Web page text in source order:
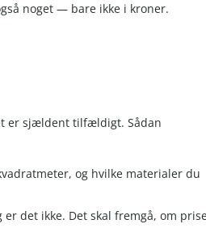
noget — bare ikke i kroner.
er sjældent tilfældigt. Sådan
og hvilke materialer du
det ikke. Det skal fremgå, om